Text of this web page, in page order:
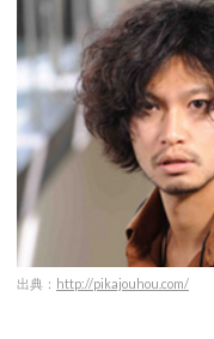
出典： http://pikajouhou.com/